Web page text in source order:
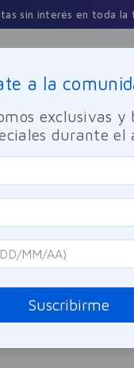
sin interés en toda la
0PRODUCTOS
OOPS!
ningún producto
a la
exclusivas y
durante el
Suscribirme